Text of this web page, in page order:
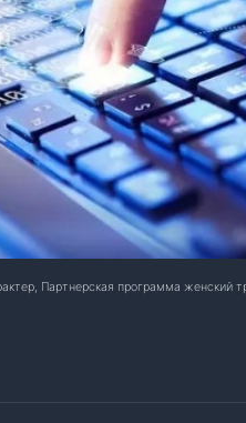
Партнерская программа женский